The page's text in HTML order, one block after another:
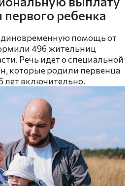
ребенка
помощь от
496 жительниц
Речь идет о специальной
которые родили первенца
лет включительно.